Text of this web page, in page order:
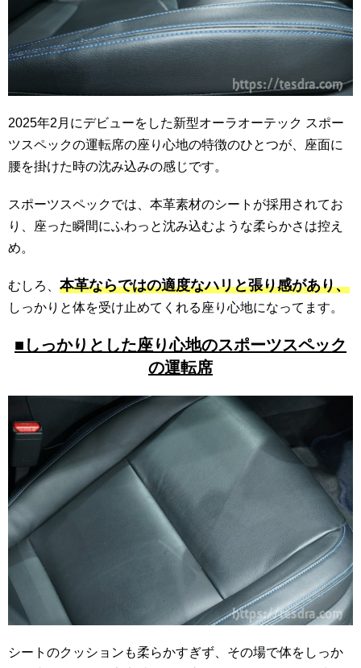
2025年2月にデビューをした新型オーラオーテック スポー
ツスペックの運転席の座り心地の特徴のひとつが、座面に
腰を掛けた時の沈み込みの感じです。
スポーツスペックでは、本革素材のシートが採用されてお
り、座った瞬間にふわっと沈み込むような柔らかさは控え
め。
むしろ、 本革ならではの適度なハリと張り感があり、
しっかりと体を受け止めてくれる座り心地になってます。
■しっかりとした座り心地のスポーツスペック
の運転席
シートのクッションも柔らかすぎず、その場で体をしっか